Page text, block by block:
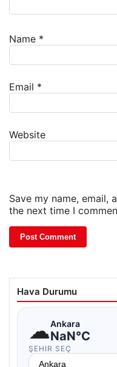
Name *
Email *
Website
Save my name, email,
the next time I
Hava Durumu
☁Ankara
NaN°C
ŞEHIR SEÇ